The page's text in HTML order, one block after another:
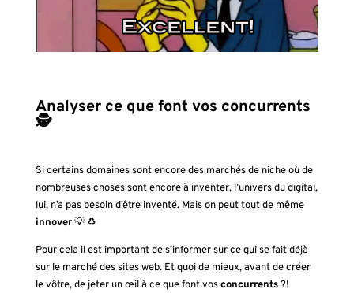
Analyser ce que font vos concurrents
🕵️
Si certains domaines sont encore des marchés de niche où de
nombreuses choses sont encore à inventer, l’univers du digital,
lui, n’a pas besoin d’être inventé. Mais on peut tout de même
innover💡 ♻️
Pour cela il est important de s’informer sur ce qui se fait déjà
sur le marché des sites web. Et quoi de mieux, avant de créer
le vôtre, de jeter un œil à ce que font vosconcurrents?!